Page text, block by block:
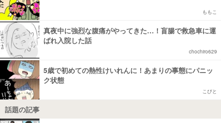
ももこ
真夜中に強烈な腹痛がやってきた…！盲腸で救急車に運
ばれ入院した話
chochiro629
5歳で初めての熱性けいれんに！あまりの事態にパニッ
ク状態
こびと
話題の記事